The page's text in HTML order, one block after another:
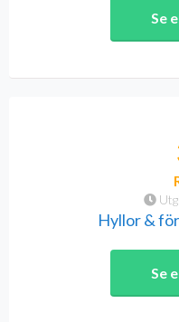
Se
Hyllor &
Se